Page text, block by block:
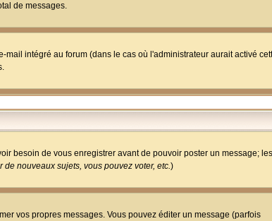
de messages.
intégré au forum (dans le cas où l'administrateur aurait activé
besoin de vous enregistrer avant de pouvoir poster un message;
de nouveaux sujets, vous pouvez voter, etc.)
vos propres messages. Vous pouvez éditer un message (parfois